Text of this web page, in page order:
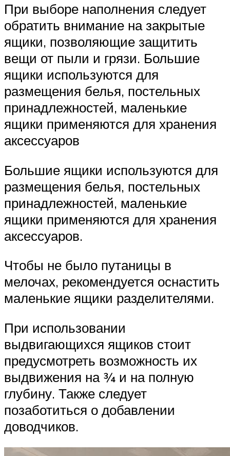
При выборе наполнения следует
обратить внимание на закрытые
ящики, позволяющие защитить
вещи от пыли и грязи. Большие
ящики используются для
размещения белья, постельных
принадлежностей, маленькие
ящики применяются для хранения
аксессуаров
Большие ящики используются для
размещения белья, постельных
принадлежностей, маленькие
ящики применяются для хранения
аксессуаров.
Чтобы не было путаницы в
мелочах, рекомендуется оснастить
маленькие ящики разделителями.
При использовании
выдвигающихся ящиков стоит
предусмотреть возможность их
выдвижения на ¾ и на полную
глубину. Также следует
позаботиться о добавлении
доводчиков.